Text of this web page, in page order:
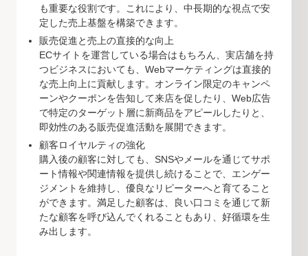
も重要な役割です。これにより、中長期的な視点で安
定した売上基盤を構築できます。
販売促進と売上の直接的な向上
ECサイトを運営している場合はもちろん、実店舗を持
つビジネスにおいても、Webマーケティングは直接的
な売上向上に貢献します。オンライン限定のキャンペ
ーンやクーポンを告知して来店を促したり、Web広告
で特定のターゲット層に新商品をアピールしたりと、
即効性のある販売促進活動を展開できます。
顧客ロイヤルティの強化
購入後の顧客に対しても、SNSやメールを通じてサポ
ート情報や関連情報を提供し続けることで、エンゲー
ジメントを維持し、優良なリピーターへと育てること
ができます。満足した顧客は、良い口コミを通じて新
たな顧客を呼び込んでくれることもあり、好循環を生
み出します。